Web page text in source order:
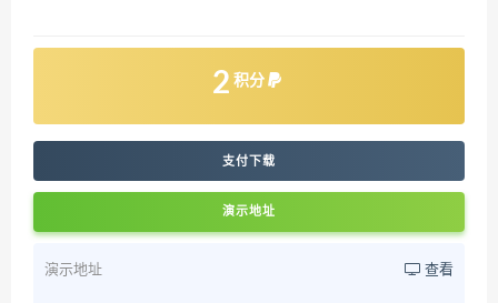
2 积分
支付下载
演示地址
演示地址 查看